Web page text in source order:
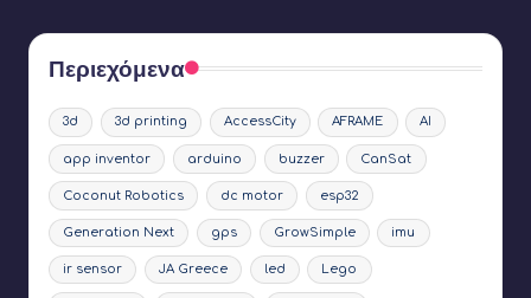
Περιεχόμενα
3d 3d printing AccessCity AFRAME AI
app inventor arduino buzzer CanSat
Coconut Robotics dc motor esp32
Generation Next gps GrowSimple imu
ir sensor JA Greece led Lego